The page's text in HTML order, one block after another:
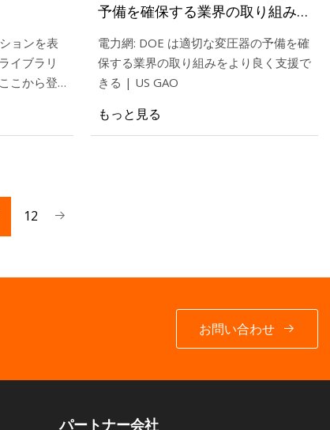
ョンを表
イブラリ
こから登
していま
予備を確保する業界の取り組みを
より良く支援できる可能性がある
電力網: DOE は適切な変圧器の予備を確
保する業界の取り組みをより良く支援で
きる | US GAO
もっと見る
12
お問い合わせ
パートナー会社